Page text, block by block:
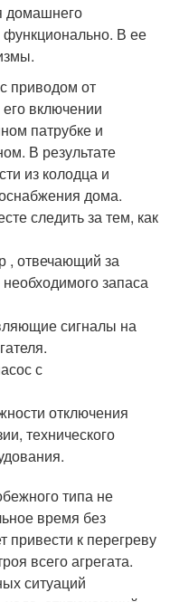
домашнего
В ее
приводом от
включении
патрубке и
В результате
из колодца и
дома.
следить за тем, как
, отвечающий за
запаса
сигналы на
с
отключения
технического
типа не
время без
к перегреву
всего агрегата.
ситуаций